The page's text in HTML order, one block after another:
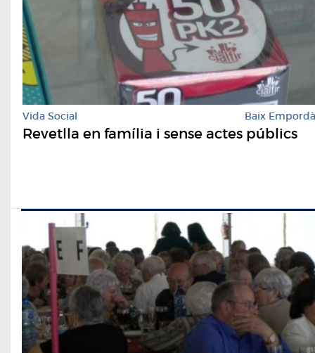
Vida Social Baix Empordà
Revetlla en família i sense actes públics